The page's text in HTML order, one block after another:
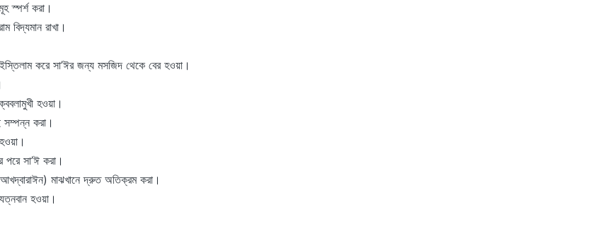
স্পর্শ করা।
বিদ্যমান রাখা।
করে সা’ঈর জন্য মসজিদ থেকে বের হওয়া।
হওয়া।
সম্পন্ন করা।
সা’ঈ করা।
মাঝখানে দ্রুত অতিক্রম করা।
হওয়া।